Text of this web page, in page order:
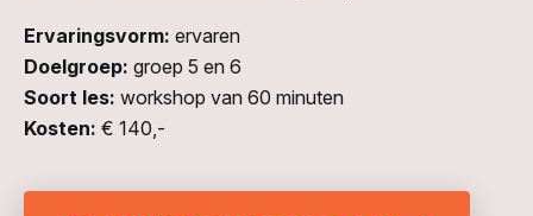
Contact
Ervaringsvorm: ervaren
Doelgroep: groep 5 en 6
Soort les: workshop van 60 minuten
Kosten: € 140,-